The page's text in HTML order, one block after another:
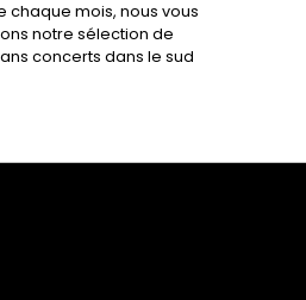
chaque mois, nous vous
notre sélection de
concerts dans le sud